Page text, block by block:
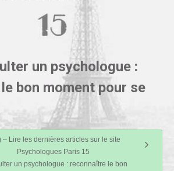
un psychologue :
bon moment pour se
– Lire les dernières articles sur le site
Psychologues Paris 15
un psychologue : reconnaître le bon